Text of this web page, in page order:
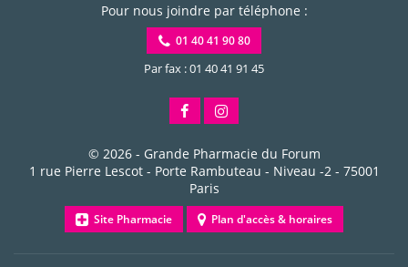
Pour nous joindre par téléphone :
01 40 41 90 80
Par fax : 01 40 41 91 45
© 2026 - Grande Pharmacie du Forum
1 rue Pierre Lescot - Porte Rambuteau - Niveau -2- 75001
Paris
Site Pharmacie Plan d'accès & horaires